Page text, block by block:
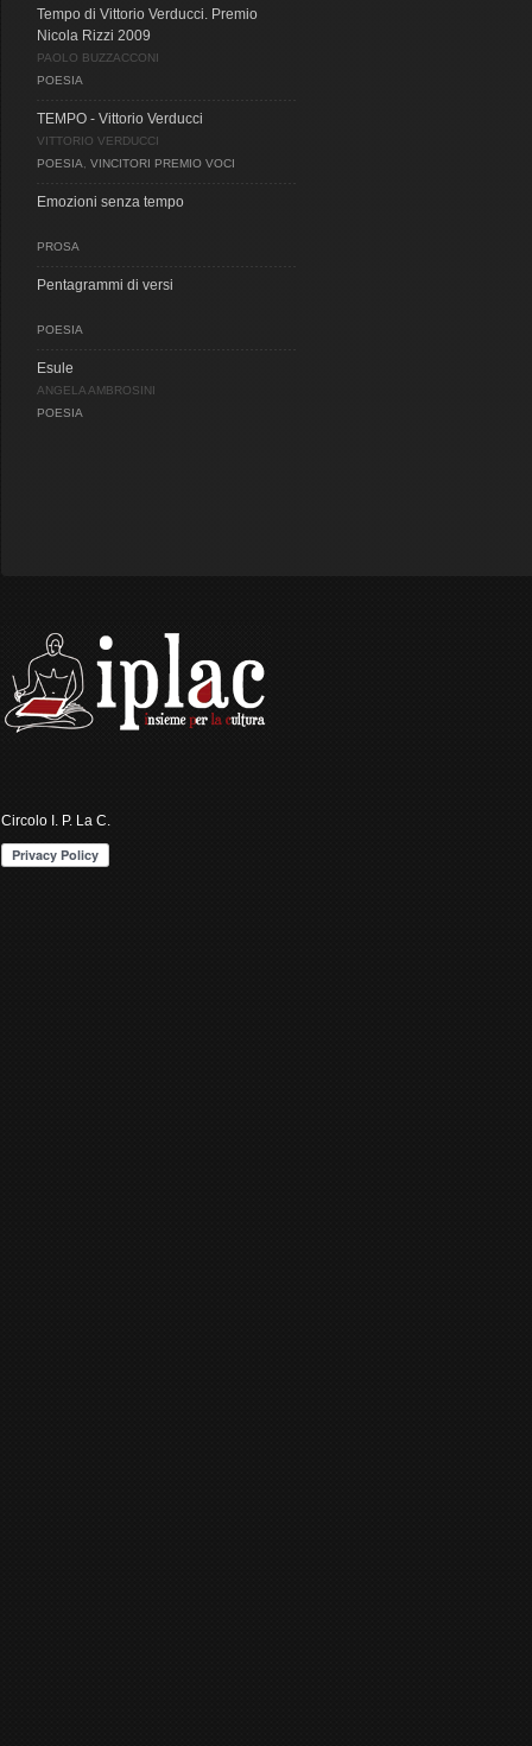
Tempo di Vittorio Verducci. Premio
Nicola Rizzi 2009
PAOLO BUZZACCONI
POESIA
TEMPO - Vittorio Verducci
VITTORIO VERDUCCI
POESIA
VINCITORI PREMIO VOCI
Emozioni senza tempo
PROSA
Pentagrammi di versi
POESIA
Esule
ANGELA AMBROSINI
POESIA
Circolo I. P. La C.